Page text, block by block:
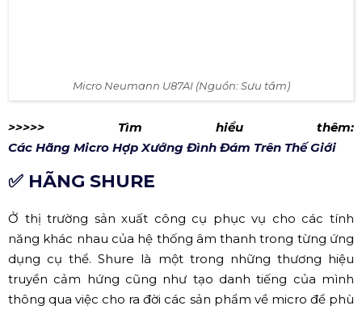
>>>>> Tìm hiểu thêm:
Các Hãng Micro Hợp Xướng Đình Đám Trên Thế Giới
✅ HÃNG SHURE